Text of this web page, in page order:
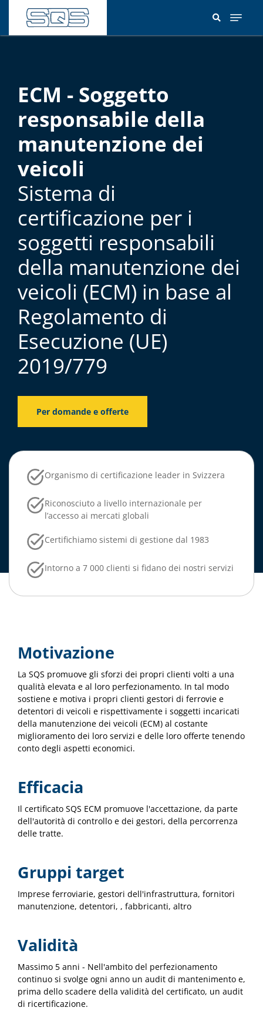
contenuto
ECM - Soggetto
responsabile della
manutenzione dei
veicoli
Sistema di
certificazione per i
soggetti responsabili
della manutenzione dei
veicoli (ECM) in base al
Regolamento di
Esecuzione (UE)
2019/779
Per domande e offerte
Organismo di certificazione leader in Svizzera
Riconosciuto a livello internazionale per
l’accesso ai mercati globali
Certifichiamo sistemi di gestione dal 1983
Intorno a 7 000 clienti si fidano dei nostri servizi
Motivazione
La SQS promuove gli sforzi dei propri clienti volti a una
qualità elevata e al loro perfezionamento. In tal modo
sostiene e motiva i propri clienti gestori di ferrovie e
detentori di veicoli e rispettivamente i soggetti incaricati
della manutenzione dei veicoli (ECM) al costante
miglioramento dei loro servizi e delle loro offerte tenendo
conto degli aspetti economici.
Efficacia
Il certificato SQS ECM promuove l'accettazione, da parte
dell'autorità di controllo e dei gestori, della percorrenza
delle tratte.
Gruppi target
Imprese ferroviarie, gestori dell'infrastruttura, fornitori
manutenzione, detentori, , fabbricanti, altro
Validità
Massimo 5 anni - Nell'ambito del perfezionamento
continuo si svolge ogni anno un audit di mantenimento e,
prima dello scadere della validità del certificato, un audit
di ricertificazione.